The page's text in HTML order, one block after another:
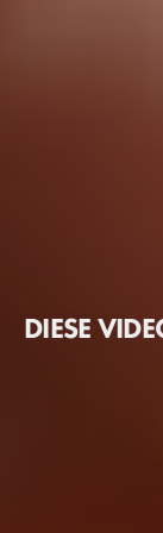
DIESE